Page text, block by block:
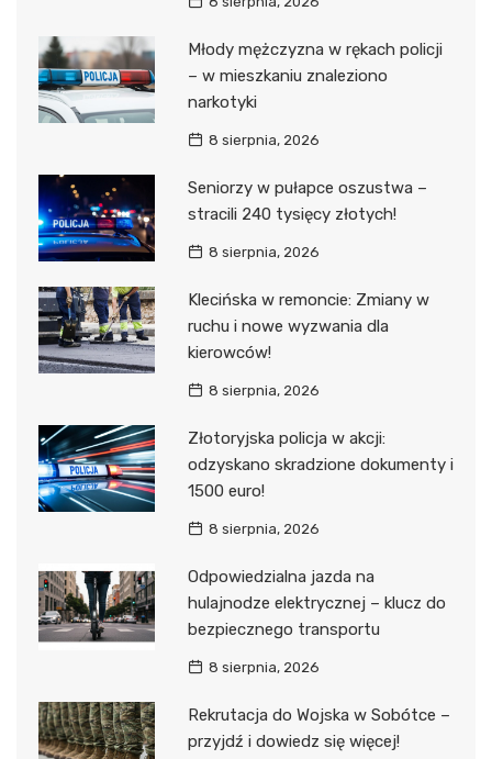
Młody mężczyzna w rękach policji
– w mieszkaniu znaleziono
narkotyki
8 sierpnia, 2026
Seniorzy w pułapce oszustwa –
stracili 240 tysięcy złotych!
8 sierpnia, 2026
Klecińska w remoncie: Zmiany w
ruchu i nowe wyzwania dla
kierowców!
8 sierpnia, 2026
Złotoryjska policja w akcji:
odzyskano skradzione dokumenty i
1500 euro!
8 sierpnia, 2026
Odpowiedzialna jazda na
hulajnodze elektrycznej – klucz do
bezpiecznego transportu
8 sierpnia, 2026
Rekrutacja do Wojska w Sobótce –
przyjdź i dowiedz się więcej!